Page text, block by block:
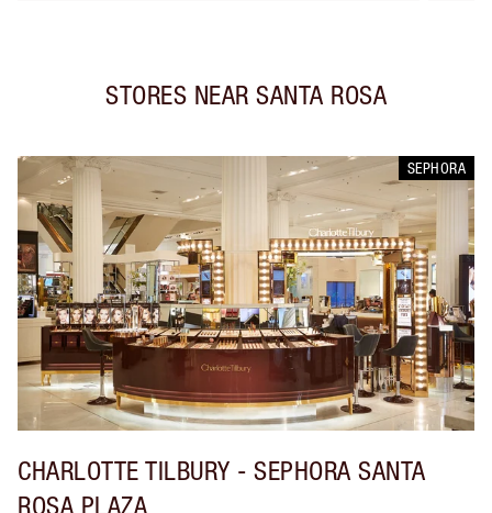
STORES NEAR SANTA ROSA
SEPHORA
CHARLOTTE TILBURY - SEPHORA SANTA
ROSA PLAZA